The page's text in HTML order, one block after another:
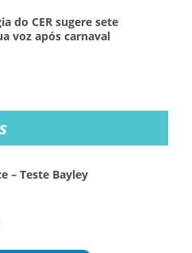
do CER sugere sete
voz após carnaval
– Teste Bayley